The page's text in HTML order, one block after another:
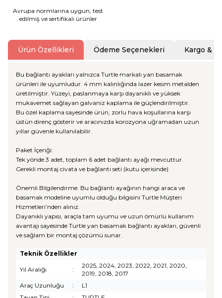
Avrupa normlarına uygun, test
edilmiş ve sertifikalı ürünler
Ürün Özellikleri Ödeme Seçenekleri Kargo &
Bu bağlantı ayakları yalnızca Turtle markalı yan basamak
ürünleri ile uyumludur. 4 mm kalınlığında lazer kesim metalden
üretilmiştir. Yüzeyi, paslanmaya karşı dayanıklı ve yüksek
mukavemet sağlayan galvaniz kaplama ile güçlendirilmiştir.
Bu özel kaplama sayesinde ürün, zorlu hava koşullarına karşı
üstün direnç gösterir ve aracınızda korozyona uğramadan uzun
yıllar güvenle kullanılabilir.
Paket İçeriği:
Tek yönde 3 adet, toplam 6 adet bağlantı ayağı mevcuttur.
Gerekli montaj civata ve bağlantı seti (kutu içerisinde)
Önemli Bilgilendirme: Bu bağlantı ayağının hangi araca ve
basamak modeline uyumlu olduğu bilgisini Turtle Müşteri
Hizmetleri’nden alınız.
Dayanıklı yapısı, araçla tam uyumu ve uzun ömürlü kullanım
avantajı sayesinde Turtle yan basamak bağlantı ayakları, güvenli
ve sağlam bir montaj çözümü sunar.
Teknik Özellikler
Yıl Aralığı :
2025, 2024, 2023, 2022, 2021, 2020,
2019, 2018, 2017
Araç Uzunluğu
:
L1